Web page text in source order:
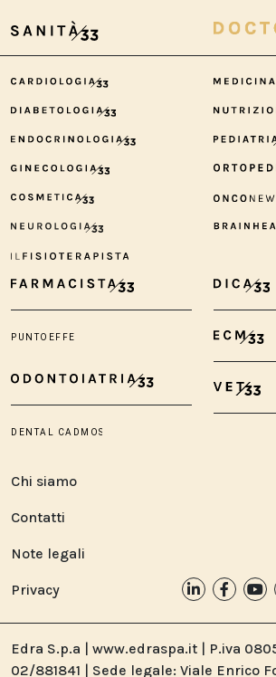
Chi siamo
Contatti
Note legali
Privacy
Edra S.p.a | www.edraspa.it | P.iva
02/881841 | Sede legale: Viale Enrico